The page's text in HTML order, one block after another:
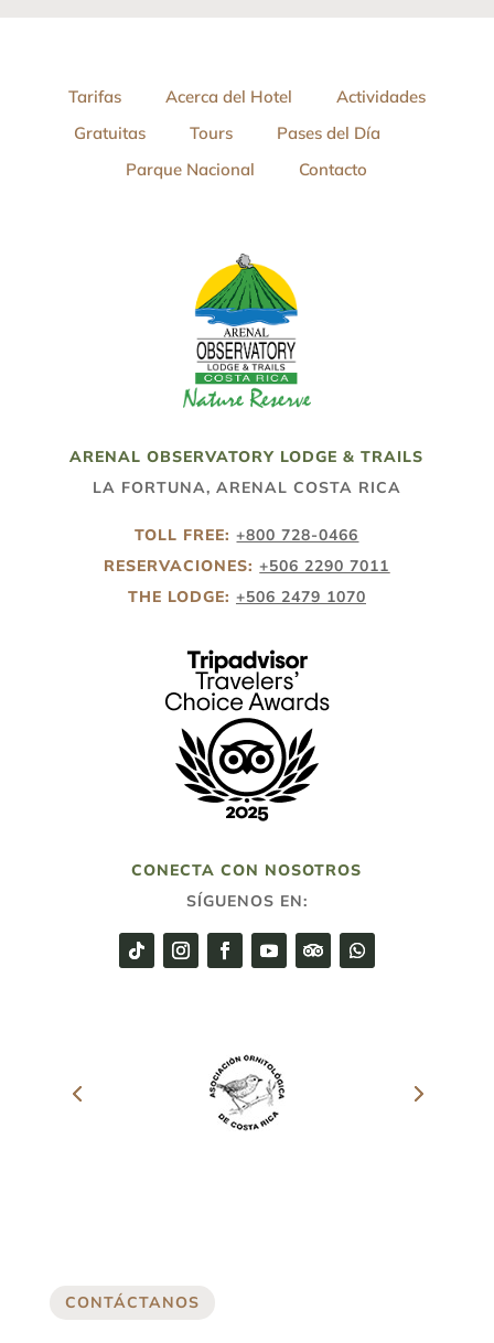
Tarifas Acerca del Hotel
Actividades
Gratuitas
Tours
Pases del Día
Parque Nacional
Contacto
ARENAL OBSERVATORY LODGE & TRAILS
LA FORTUNA, ARENAL COSTA RICA
TOLL FREE:+800 728-0466
RESERVACIONES:+506 2290 7011
THE LODGE: +506 2479 1070
CONECTA CON NOSOTROS
SÍGUENOS EN:
CONTÁCTANOS